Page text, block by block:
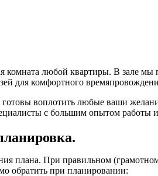
комната любой квартиры. В зале мы
для комфортного
готовы воплотить любые ваши
с большим опытом
.
плана. При правильном (
обратить при планировании: